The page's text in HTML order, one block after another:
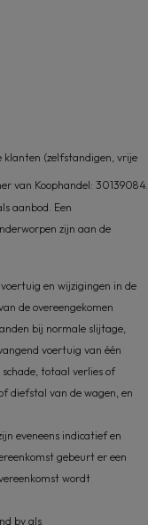
klanten (zelfstandigen, vrije
van Koophandel: 30139084.
aanbod. Een
zijn aan de
en wijzigingen in de
de overeengekomen
bij normale slijtage,
voertuig van één
totaal verlies of
diefstal van de wagen, en
eveneens indicatief en
gebeurt er een
wordt
bv als